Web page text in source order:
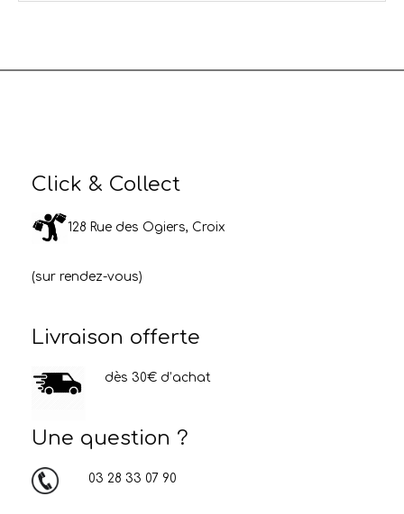
Click & Collect
128 Rue des Ogiers, Croix
(sur rendez-vous)
Livraison offerte
dès 30€ d’achat
Une question ?
03 28 33 07 90